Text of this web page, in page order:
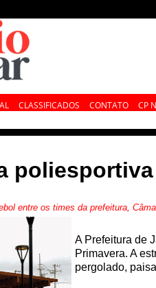
CLASSIFICADOS CONTATO CP
entre os times da prefeitura,
A Prefeitura de
Primavera. A
pergolado,